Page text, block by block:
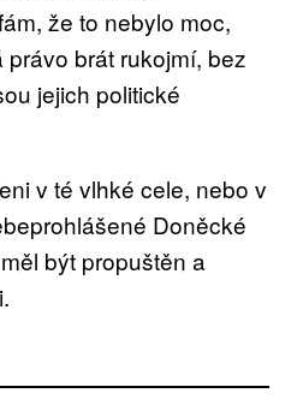
že to nebylo moc,
brát rukojmí, bez
jejich politické
v té vlhké cele, nebo v
Doněcké
být propuštěn a